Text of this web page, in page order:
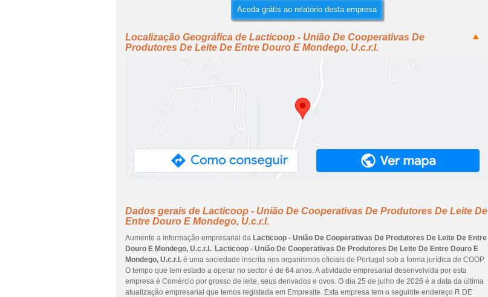
Aceda grátis ao relatório desta empresa
Localização Geográfica de Lacticoop - União De Cooperativas De
Produtores De Leite De Entre Douro E Mondego, U.c.r.l.
Dados gerais de Lacticoop - União De Cooperativas De Produtores De Leite De
Entre Douro E Mondego, U.c.r.l.
Aumente a informação empresarial da Lacticoop - União De Cooperativas De Produtores De Leite De Entre
Douro E Mondego, U.c.r.l.. Lacticoop - União De Cooperativas De Produtores De Leite De Entre Douro E
Mondego, U.c.r.l. é uma sociedade inscrita nos organismos oficiais de Portugal sob a forma jurídica de COOP.
O tempo que tem estado a operar no sector é de 64 anos. A atividade empresarial desenvolvida por esta
empresa é Comércio por grosso de leite, seus derivados e ovos. O dia 25 de julho de 2026 é a data da última
atualização empresarial que temos registada em Empresite. Esta empresa tem o seguinte endereço R DE